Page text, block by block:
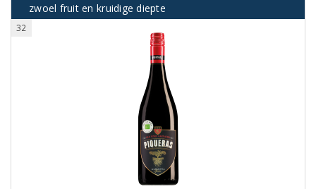
zwoel fruit en kruidige diepte
32